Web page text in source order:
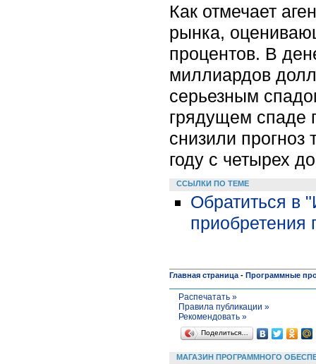
Как отмечает
рынка,
процентов. В
миллиардов
серьезным
грядущем спаде
снизили
году с четырех
ССЫЛКИ ПО ТЕМЕ
Обратиться в
приобретения
Главная страница - Программные
Распечатать »
Правила публикации »
Рекомендовать »
Поделиться…
МАГАЗИН ПРОГРАММНОГО